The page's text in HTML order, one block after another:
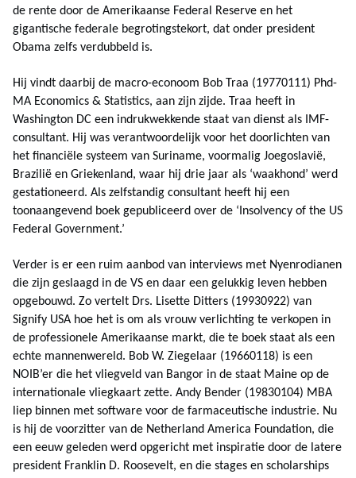
de rente door de Amerikaanse Federal Reserve en het
gigantische federale begrotingstekort, dat onder president
Obama zelfs verdubbeld is.
Hij vindt daarbij de macro-econoom Bob Traa (19770111) Phd-
MA Economics & Statistics, aan zijn zijde. Traa heeft in
Washington DC een indrukwekkende staat van dienst als IMF-
consultant. Hij was verantwoordelijk voor het doorlichten van
het financiële systeem van Suriname, voormalig Joegoslavië,
Brazilië en Griekenland, waar hij drie jaar als ‘waakhond’ werd
gestationeerd. Als zelfstandig consultant heeft hij een
toonaangevend boek gepubliceerd over de ‘Insolvency of the US
Federal Government.’
Verder is er een ruim aanbod van interviews met Nyenrodianen
die zijn geslaagd in de VS en daar een gelukkig leven hebben
opgebouwd. Zo vertelt Drs. Lisette Ditters (19930922) van
Signify USA hoe het is om als vrouw verlichting te verkopen in
de professionele Amerikaanse markt, die te boek staat als een
echte mannenwereld. Bob W. Ziegelaar (19660118) is een
NOIB’er die het vliegveld van Bangor in de staat Maine op de
internationale vliegkaart zette. Andy Bender (19830104) MBA
liep binnen met software voor de farmaceutische industrie. Nu
is hij de voorzitter van de Netherland America Foundation, die
een eeuw geleden werd opgericht met inspiratie door de latere
president Franklin D. Roosevelt, en die stages en scholarships